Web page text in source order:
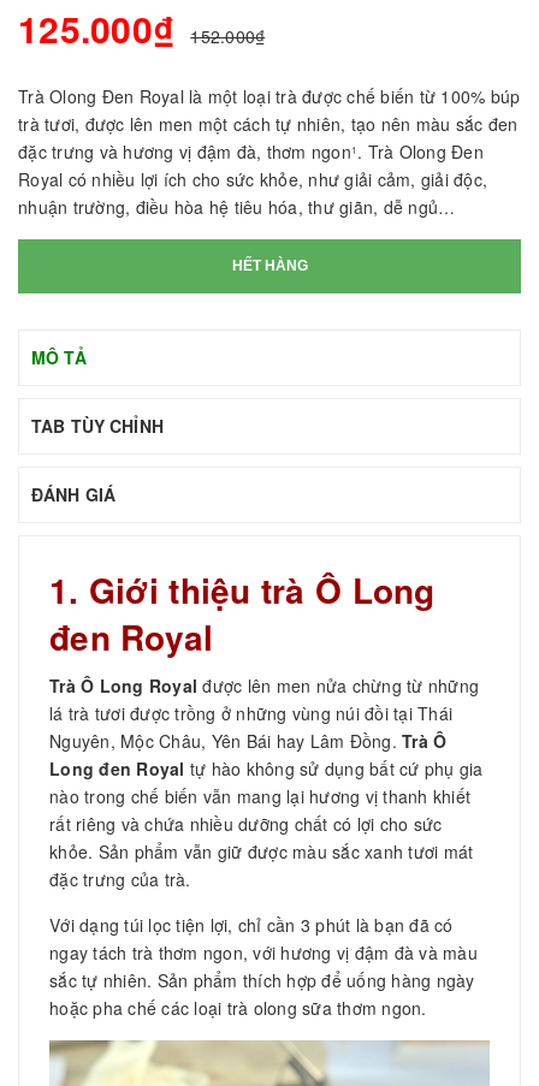
125.000₫ 152.000₫
Trà Olong Đen Royal là một loại trà được chế biến từ 100% búp
trà tươi, được lên men một cách tự nhiên, tạo nên màu sắc đen
đặc trưng và hương vị đậm đà, thơm ngon1 . Trà Olong Đen
Royal có nhiều lợi ích cho sức khỏe, như giải cảm, giải độc,
nhuận trường, điều hòa hệ tiêu hóa, thư giãn, dễ ngủ…
HẾT HÀNG
MÔ TẢ
TAB TÙY CHỈNH
ĐÁNH GIÁ
1. Giới thiệu trà Ô Long
đen Royal
Trà Ô Long Royalđược lên men nửa chừng từ những
lá trà tươi được trồng ở những vùng núi đồi tại Thái
Nguyên, Mộc Châu, Yên Bái hay Lâm Đồng. Trà Ô
Long đen Royal tự hào không sử dụng bất cứ phụ gia
nào trong chế biến vẫn mang lại hương vị thanh khiết
rất riêng và chứa nhiều dưỡng chất có lợi cho sức
khỏe. Sản phẩm vẫn giữ được màu sắc xanh tươi mát
đặc trưng của trà.
Với dạng túi lọc tiện lợi, chỉ cần 3 phút là bạn đã có
ngay tách trà thơm ngon, với hương vị đậm đà và màu
sắc tự nhiên. Sản phẩm thích hợp để uống hàng ngày
hoặc pha chế các loại trà olong sữa thơm ngon.